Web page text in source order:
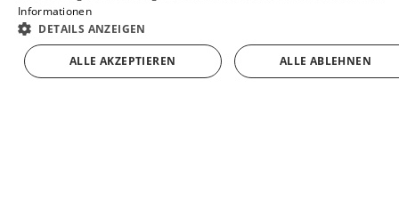
Informationen
DETAILS ANZEIGEN
ALLE AKZEPTIEREN ALLE ABLEHNEN